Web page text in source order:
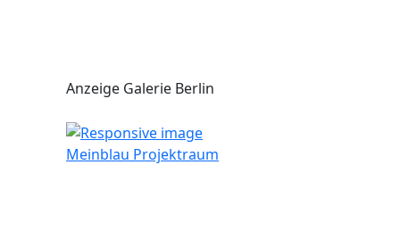
Anzeige Galerie Berlin
Meinblau Projektraum